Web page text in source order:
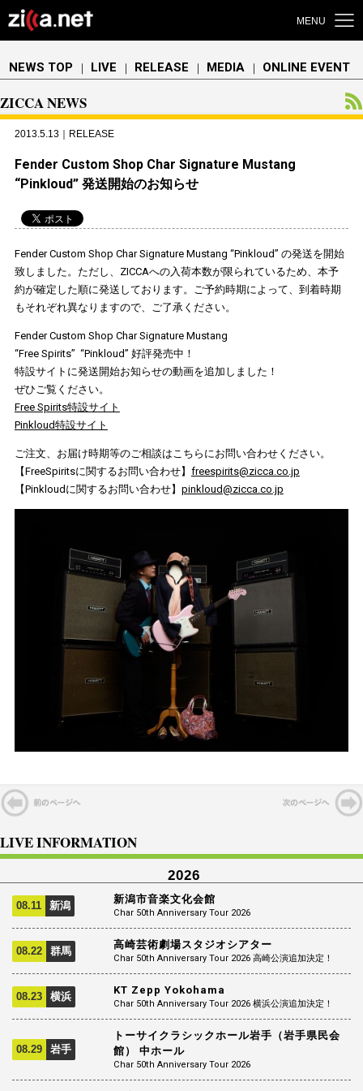
MENU
NEWS TOP ｜ LIVE ｜ RELEASE ｜ MEDIA ｜ ONLINE EVENT
ZICCA NEWS
2013.5.13｜RELEASE
Fender Custom Shop Char Signature Mustang
“Pinkloud” 発送開始のお知らせ
Fender Custom Shop Char Signature Mustang “Pinkloud” の発送を開始
致しました。ただし、ZICCAへの入荷本数が限られているため、本予
約が確定した順に発送しております。ご予約時期によって、到着時期
もそれぞれ異なりますので、ご了承ください。
Fender Custom Shop Char Signature Mustang
“Free Spirits” “Pinkloud” 好評発売中！
特設サイトに発送開始お知らせの動画を追加しました！
ぜひご覧ください。
Free Spirits特設サイト
Pinkloud特設サイト
ご注文、お届け時期等のご相談はこちらにお問い合わせください。
【FreeSpiritsに関するお問い合わせ】 freespirits@zicca.co.jp
【Pinkloudに関するお問い合わせ】 pinkloud@zicca.co.jp
LIVE INFORMATION
2026
08.11 新潟 新潟市音楽文化会館
Char 50th Anniversary Tour 2026
08.22 群馬 高崎芸術劇場スタジオシアター
Char 50th Anniversary Tour 2026 高崎公演追加決定！
08.23 横浜 KT Zepp Yokohama
Char 50th Anniversary Tour 2026 横浜公演追加決定！
08.29 岩手
トーサイクラシックホール岩手（岩手県民会
館） 中ホール
Char 50th Anniversary Tour 2026